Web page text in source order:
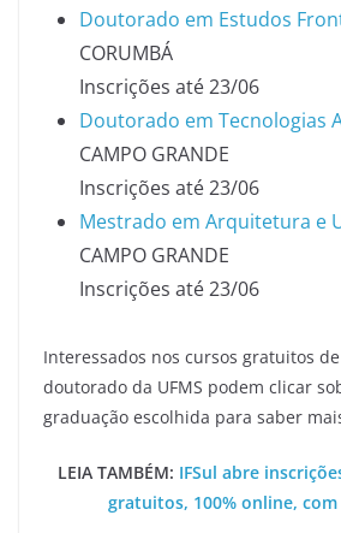
Doutorado em Estudos
CORUMBÁ
Inscrições até 23/06
Doutorado em Tecnologias
CAMPO GRANDE
Inscrições até 23/06
Mestrado em Arquitetura e
CAMPO GRANDE
Inscrições até 23/06
Interessados nos cursos gratuitos
doutorado da UFMS podem clicar
graduação escolhida para saber
LEIA TAMBÉM: IFSul abre
gratuitos, 100% online,